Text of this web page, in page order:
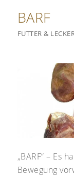
BARF
FUTTER &
„BARF“ – Es
Bewegung